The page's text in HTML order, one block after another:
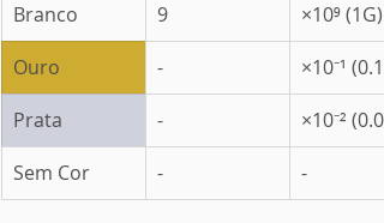
Branco
9
×10⁹ (1G)
Ouro
-
×10⁻¹ (0.1)
Prata
-
×10⁻²
Sem Cor
- -